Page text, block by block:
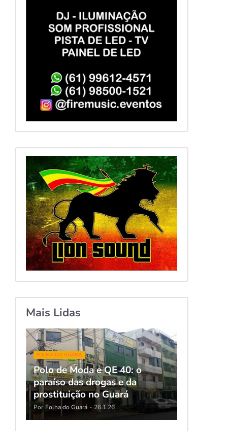
Mais Lidas
FOLHA DO GUARÁ
Polo de Moda e QE 40: o
paraíso das drogas e da
prostituição no Guará
Por Folha do Guará - 26.1.26